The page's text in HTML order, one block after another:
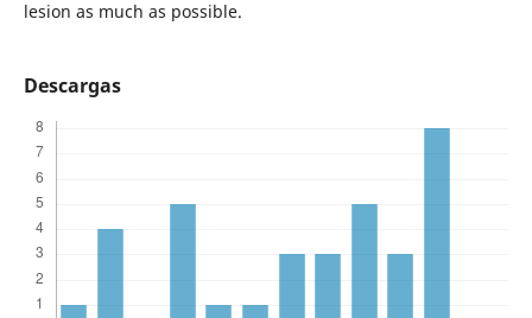
lesion as much as possible.
Descargas